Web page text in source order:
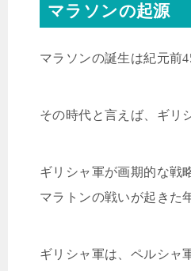
マラソンの起源
マラソンの誕生は紀元前
その時代と言えば、ギリ
ギリシャ軍が画期的な戦
マラトンの戦いが起きた
ギリシャ軍は、ペルシャ